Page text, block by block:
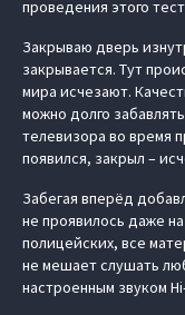
проведения этого
Закрываю дверь
закрывается. Тут
мира исчезают.
можно долго
телевизора во время
появился, закрыл –
Забегая вперёд
не проявилось даже
полицейских, все
не мешает слушать
настроенным звуком